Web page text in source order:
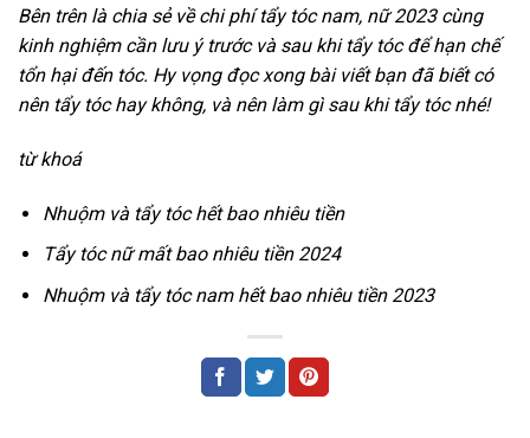
Bên trên là chia sẻ về chi phí tẩy tóc nam, nữ 2023 cùng
kinh nghiệm cần lưu ý trước và sau khi tẩy tóc để hạn chế
tổn hại đến tóc. Hy vọng đọc xong bài viết bạn đã biết có
nên tẩy tóc hay không, và nên làm gì sau khi tẩy tóc nhé!
từ khoá
Nhuộm và tẩy tóc hết bao nhiêu tiền
Tẩy tóc nữ mất bao nhiêu tiền 2024
Nhuộm và tẩy tóc nam hết bao nhiêu tiền 2023